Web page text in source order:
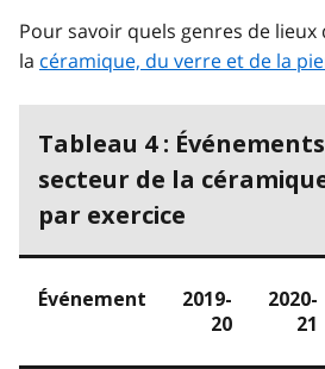
Pour savoir quels genres de
la céramique, du verre et de la
Tableau 4 :
secteur de la
par exercice
Événement
2019-
20
2020-
21